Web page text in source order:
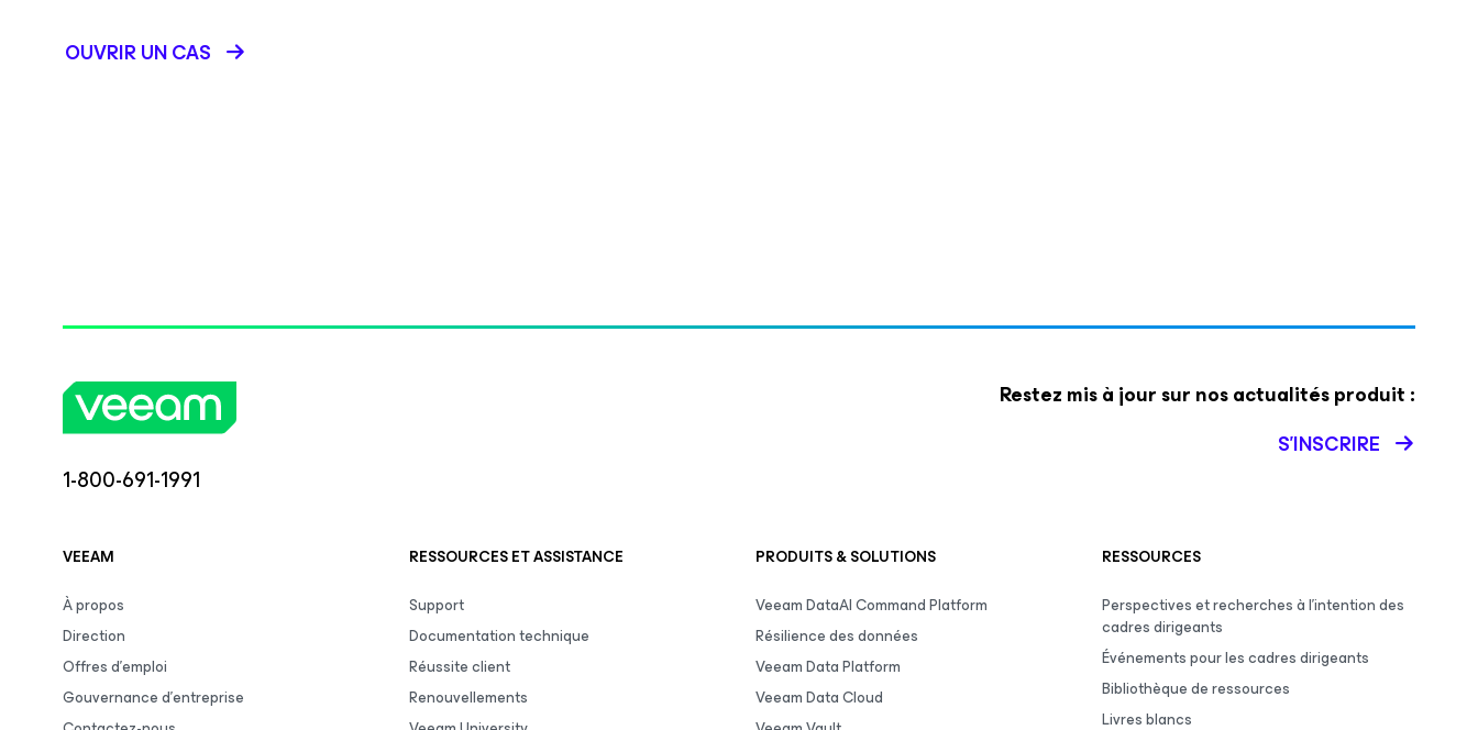
OUVRIR UN CAS
1-800-691-1991
Restez mis à jour sur nos actualités produit :
S’INSCRIRE
VEEAM
À propos
Direction
Offres d’emploi
Gouvernance d’entreprise
RESSOURCES ET ASSISTANCE
Support
Documentation technique
Réussite client
Renouvellements
PRODUITS & SOLUTIONS
Veeam DataAI Command Platform
Résilience des données
Veeam Data Platform
Veeam Data Cloud
RESSOURCES
Perspectives et recherches à l’intention des
cadres dirigeants
Événements pour les cadres dirigeants
Bibliothèque de ressources
Livres blancs